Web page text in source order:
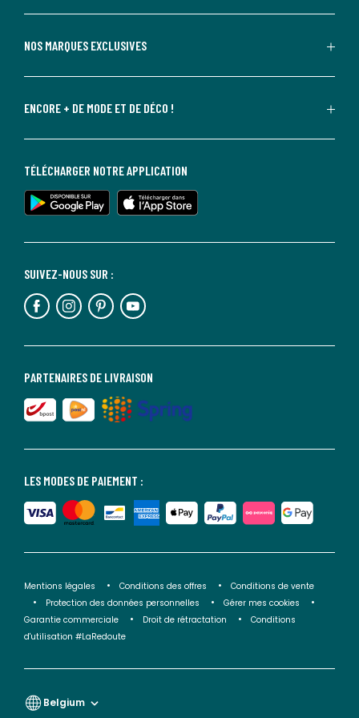
NOS MARQUES EXCLUSIVES
ENCORE + DE MODE ET DE DÉCO !
LES MODES DE PAIEMENT :
PARTENAIRES DE LIVRAISON
SUIVEZ-NOUS SUR :
TÉLÉCHARGER NOTRE APPLICATION
Mentions légales Conditions des offres
Conditions de vente
Protection des données personnelles
Gérer mes cookies
Garantie commerciale
Droit de rétractation
Conditions
d'utilisation #LaRedoute
Belgium